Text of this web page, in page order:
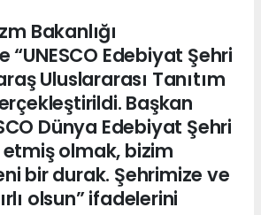
Bakanlığı
Edebiyat Şehri
Uluslararası Tanıtım
Başkan
Dünya Edebiyat Şehri
etmiş olmak, bizim
bir durak. Şehrimize ve
olsun” ifadelerini